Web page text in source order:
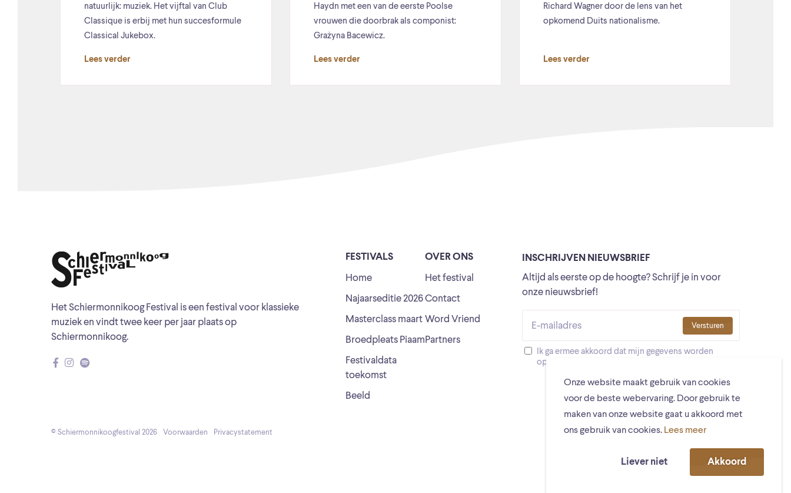
Onze website maakt gebruik van cookies
voor de beste webervaring. Door gebruik te
maken van onze website gaat u akkoord met
ons gebruik van cookies. Lees meer
Liever niet Akkoord
natuurlijk: muziek. Het vijftal van Club
Classique is erbij met hun succesformule
Classical Jukebox.
Lees verder
Haydn met een van de eerste Poolse
vrouwen die doorbrak als componist:
Grażyna Bacewicz.
Lees verder
Richard Wagner door de lens van het
opkomend Duits nationalisme.
Lees verder
Het Schiermonnikoog Festival is een festival voor klassieke
muziek en vindt twee keer per jaar plaats op
Schiermonnikoog.
FESTIVALS
Home
Najaarseditie 2026
Masterclass maart
Broedpleats Piaam
Festivaldata
toekomst
Beeld
OVER ONS
Het festival
Contact
Word Vriend
Partners
INSCHRIJVEN NIEUWSBRIEF
Altijd als eerste op de hoogte? Schrijf je in voor
onze nieuwsbrief!
Ik ga ermee akkoord dat mijn gegevens worden
opgeslagen
Versturen
© Schiermonnikoogfestival 2026 Voorwaarden Privacystatement